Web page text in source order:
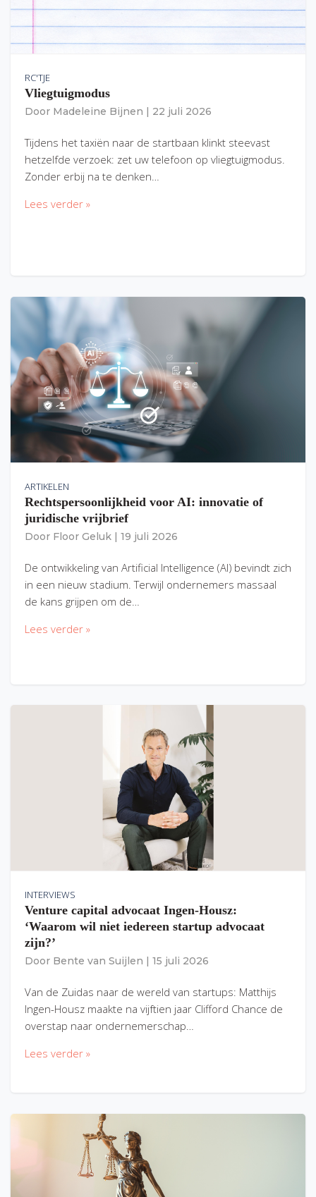
RC'TJE
Vliegtuigmodus
Door Madeleine Bijnen 22 juli 2026
Tijdens het taxiën naar de startbaan klinkt steevast
hetzelfde verzoek: zet uw telefoon op vliegtuigmodus.
Zonder erbij na te denken…
Lees verder »
ARTIKELEN
Rechtspersoonlijkheid voor AI: innovatie of
juridische vrijbrief
Door Floor Geluk 19 juli 2026
De ontwikkeling van Artificial Intelligence (AI) bevindt zich
in een nieuw stadium. Terwijl ondernemers massaal
de kans grijpen om de…
Lees verder »
INTERVIEWS
Venture capital advocaat Ingen-Housz:
‘Waarom wil niet iedereen startup advocaat
zijn?’
Door Bente van Suijlen 15 juli 2026
Van de Zuidas naar de wereld van startups: Matthijs
Ingen-Housz maakte na vijftien jaar Clifford Chance de
overstap naar ondernemerschap…
Lees verder »